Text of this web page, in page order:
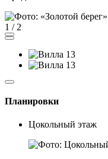
1 / 2
Планировки
Цокольный этаж